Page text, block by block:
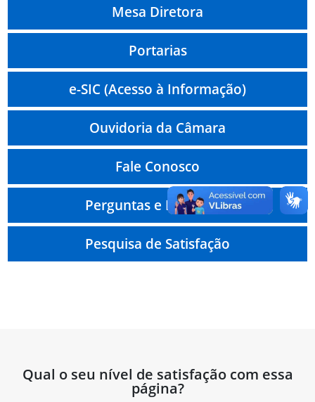
Mesa Diretora
Portarias
e-SIC (Acesso à Informação)
Ouvidoria da Câmara
Fale Conosco
Perguntas e Respostas
Pesquisa de Satisfação
Qual o seu nível de satisfação com essa
página?